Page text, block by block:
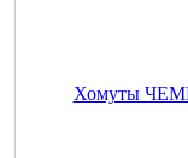
Хомуты